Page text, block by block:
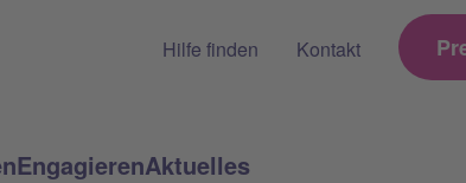
EngagierenAktuelles
Hilfe finden Kontakt